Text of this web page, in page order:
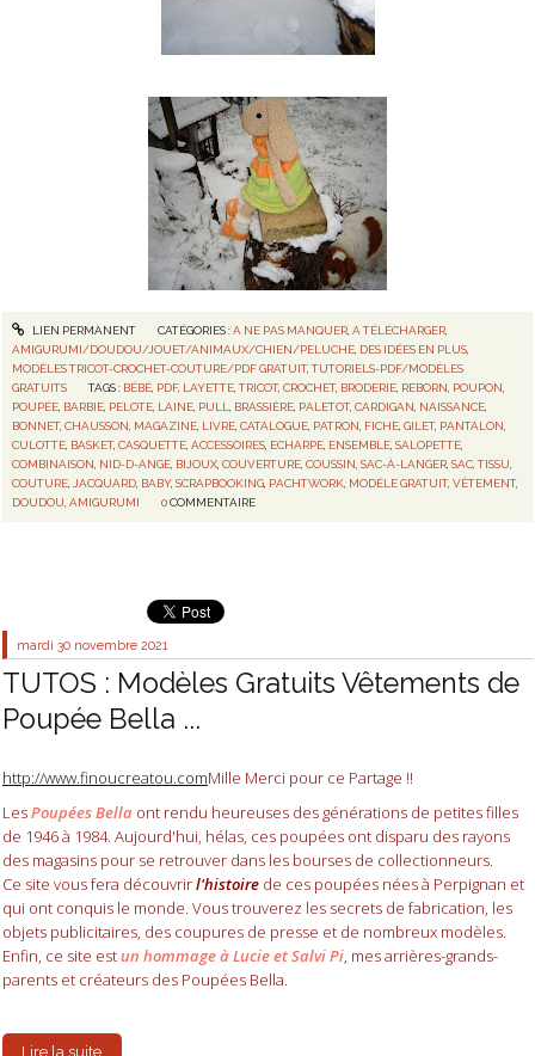
LIEN PERMANENT CATÉGORIES :A NE PAS MANQUER, A TÉLÉCHARGER,
AMIGURUMI/DOUDOU/JOUET/ANIMAUX/CHIEN/PELUCHE, DES IDÉES EN PLUS,
MODÈLES TRICOT-CROCHET-COUTURE/PDF GRATUIT,TUTORIELS-PDF/MODÈLES
GRATUITS
TAGS : BÉBÉ, PDF, LAYETTE,TRICOT,CROCHET, BRODERIE, REBORN, POUPON,
POUPÉE, BARBIE, PELOTE, LAINE, PULL, BRASSIÈRE, PALETOT,CARDIGAN, NAISSANCE,
BONNET,CHAUSSON, MAGAZINE, LIVRE,CATALOGUE, PATRON, FICHE,GILET, PANTALON,
CULOTTE, BASKET,CASQUETTE,ACCESSOIRES, ECHARPE, ENSEMBLE,SALOPETTE,
COMBINAISON, NID-D-ANGE, BIJOUX,COUVERTURE,COUSSIN,SAC-À-LANGER,SAC,TISSU,
COUTURE,JACQUARD, BABY,SCRAPBOOKING, PACHTWORK, MODÈLE GRATUIT,VÊTEMENT,
DOUDOU,AMIGURUMI 0 COMMENTAIRE
mardi 30 novembre 2021
TUTOS : Modèles Gratuits Vêtements de
Poupée Bella ...
http://www.finoucreatou.comMille Merci pour ce Partage !!
LesPoupées Bella ont rendu heureuses des générations de petites filles
de 1946 à 1984. Aujourd'hui, hélas, ces poupées ont disparu des rayons
des magasins pour se retrouver dans les bourses de collectionneurs.
Ce site vous fera découvrirl'histoire de ces poupées nées à Perpignan et
qui ont conquis le monde. Vous trouverez les secrets de fabrication, les
objets publicitaires, des coupures de presse et de nombreux modèles.
Enfin, ce site estun hommage à Lucie et Salvi Pi , mes arrières-grands-
parents et créateurs des Poupées Bella.
Lire la suite